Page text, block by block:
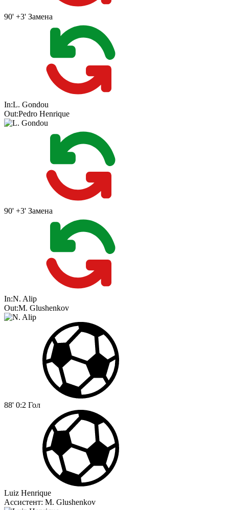
90' +3' Замена
In:L. Gondou
Out:Pedro Henrique
90' +3' Замена
In:N. Alip
Out:M. Glushenkov
88' 0:2 Гол
Luiz Henrique
Ассистент: M. Glushenkov